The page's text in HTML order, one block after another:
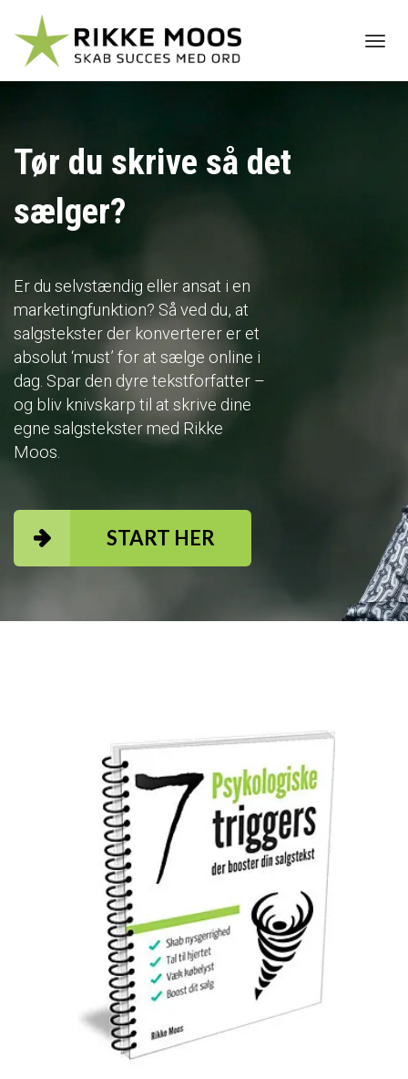
Tør du skrive så det
sælger?
Er du selvstændig eller ansat i en
marketingfunktion? Så ved du, at
salgstekster der konverterer er et
absolut ‘must’ for at sælge online i
dag. Spar den dyre tekstforfatter –
og bliv knivskarp til at skrive dine
egne salgstekster med Rikke
Moos.
START HER